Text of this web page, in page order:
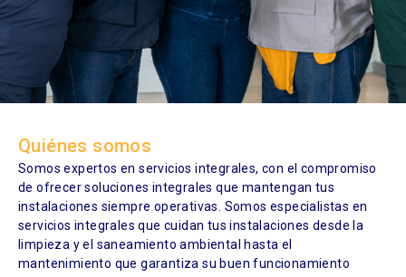
Quiénes somos
Somos expertos en servicios integrales, con el compromiso
de ofrecer soluciones integrales que mantengan tus
instalaciones siempre operativas. Somos especialistas en
servicios integrales que cuidan tus instalaciones desde la
limpieza y el saneamiento ambiental hasta el
mantenimiento que garantiza su buen funcionamiento